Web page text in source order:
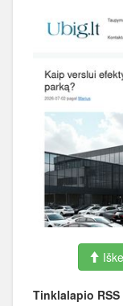
Tinklalapio